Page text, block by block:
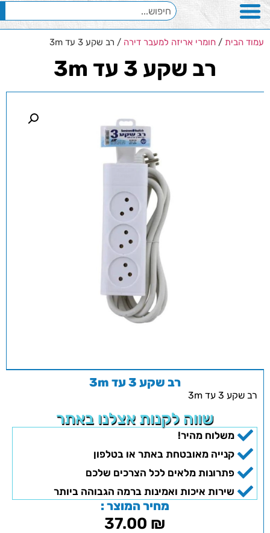
עמוד הבית / חומרי אריזה למעבר דירה / רב שקע 3 עד 3m
רב שקע 3 עד 3m
רב שקע 3 עד 3m
רב שקע 3 עד 3m
שווה לקנות אצלנו באתר
משלוח מהיר!
קנייה מאובטחת באתר או בטלפון
פתרונות מלאים לכל הצרכים שלכם
שירות איכות ואמינות ברמה הגבוהה ביותר
מחיר המוצר :
37.00 ₪